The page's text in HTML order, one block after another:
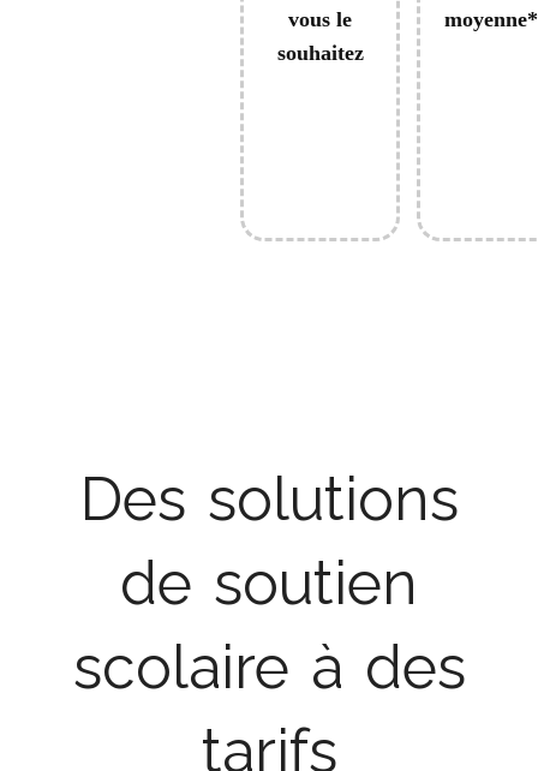
vous le
souhaitez
Des solutions
de soutien
scolaire à des
tarifs